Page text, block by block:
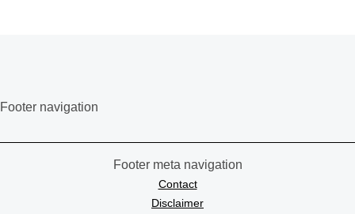
Footer navigation
Footer meta navigation
Contact
Disclaimer